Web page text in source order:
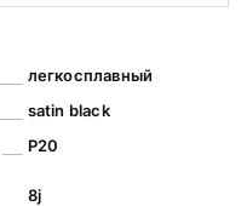
легкосплавный
satin black
Р20
8j